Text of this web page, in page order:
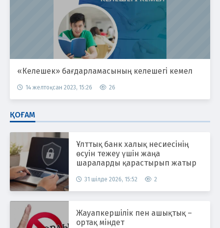
«Келешек» бағдарламасының келешегі кемел
14 желтоқсан 2023, 15:26 26
ҚОҒАМ
Ұлттық банк халық несиесінің
өсуін тежеу үшін жаңа
шараларды қарастырып жатыр
31 шілде 2026, 15:52 2
Жауапкершілік пен ашықтық –
ортақ міндет